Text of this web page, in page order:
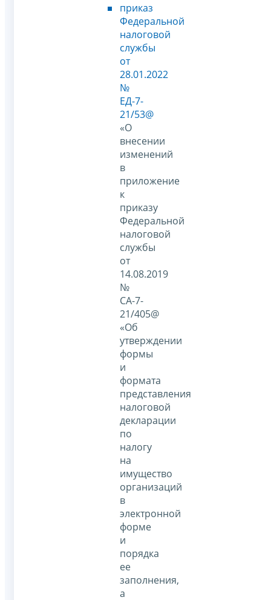
приказ
Федеральной
налоговой
службы
от
28.01.2022
№
ЕД-7-
21/53@
«О
внесении
изменений
в
приложение
к
приказу
Федеральной
налоговой
службы
от
14.08.2019
№
СА-7-
21/405@
«Об
утверждении
формы
и
формата
представления
налоговой
декларации
по
налогу
на
имущество
организаций
в
электронной
форме
и
порядка
ее
заполнения,
а